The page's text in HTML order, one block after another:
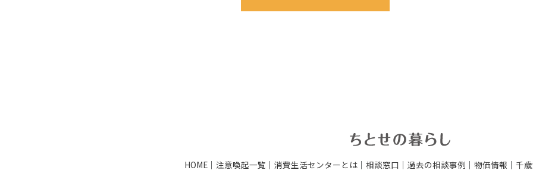
HOME｜ 注意喚起一覧 ｜ 消費生活センターとは｜ 相談窓口 ｜ 過去の相談事例 ｜ 物価情報 ｜ 千